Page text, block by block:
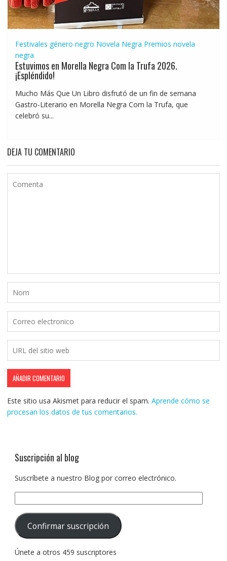
Festivales género negro Novela Negra Premios novela
negra
Estuvimos en Morella Negra Com la Trufa 2026.
¡Espléndido!
Mucho Más Que Un Libro disfrutó de un fin de semana
Gastro-Literario en Morella Negra Com la Trufa, que
celebró su...
DEJA TU COMENTARIO
Este sitio usa Akismet para reducir el spam. Aprende cómo se
procesan los datos de tus comentarios.
Suscripción al blog
Suscríbete a nuestro Blog por correo electrónico.
correo
electrónico:
Confirmar suscripción
Únete a otros 459 suscriptores